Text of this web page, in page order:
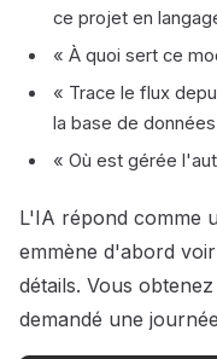
ce projet en
« À quoi sert ce
« Trace le flux
la base de
« Où est gérée
L'IA répond comme
emmène d'abord
détails. Vous
demandé une